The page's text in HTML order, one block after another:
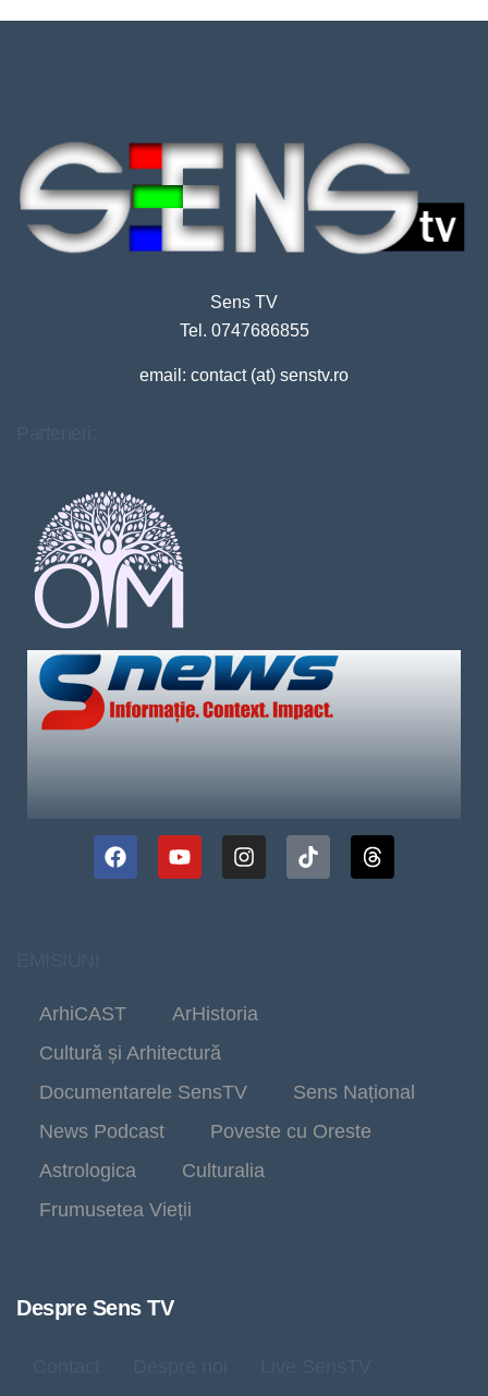
Sens TV
Tel. 0747686855
email: contact (at) senstv.ro
ArhiCAST
ArHistoria
Cultură și Arhitectură
Documentarele SensTV
Sens Național
News Podcast
Poveste cu Oreste
Astrologica
Culturalia
Frumusetea Vieții
Despre Sens TV